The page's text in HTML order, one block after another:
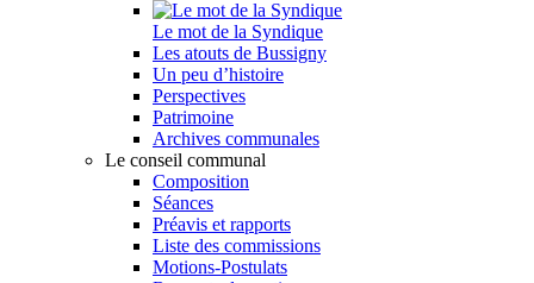
Le mot de la Syndique
Les atouts de Bussigny
Un peu d’histoire
Perspectives
Patrimoine
Archives communales
Le conseil communal
Composition
Séances
Préavis et rapports
Liste des commissions
Motions-Postulats